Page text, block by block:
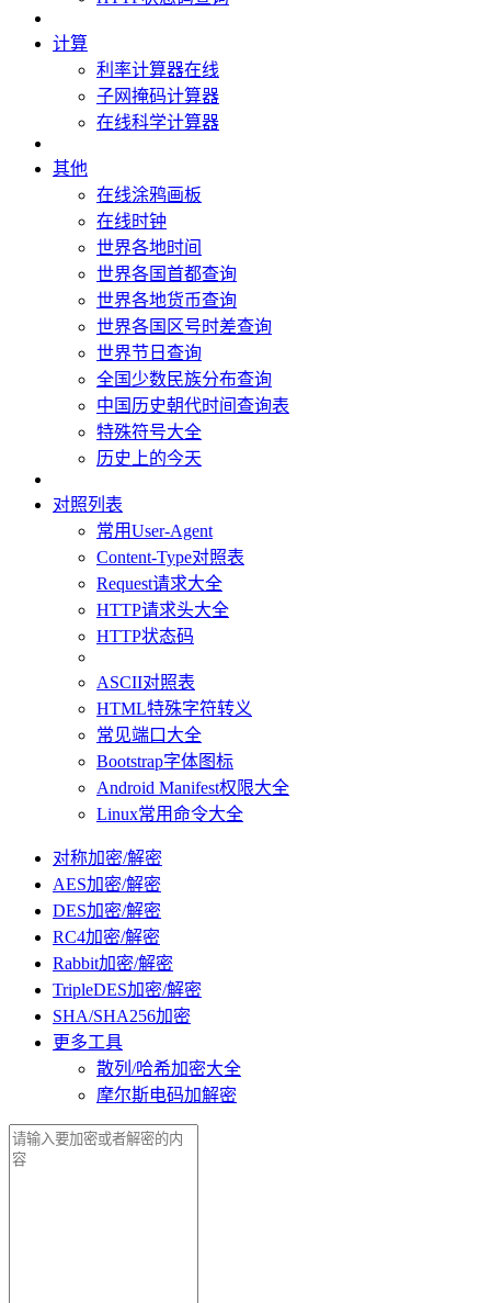
计算
利率计算器在线
子网掩码计算器
在线科学计算器
其他
在线涂鸦画板
在线时钟
世界各地时间
世界各国首都查询
世界各地货币查询
世界各国区号时差查询
世界节日查询
全国少数民族分布查询
中国历史朝代时间查询表
特殊符号大全
历史上的今天
对照列表
常用User-Agent
Content-Type对照表
Request请求大全
HTTP请求头大全
HTTP状态码
ASCII对照表
HTML特殊字符转义
常见端口大全
Bootstrap字体图标
Android Manifest权限大全
Linux常用命令大全
对称加密/解密
AES加密/解密
DES加密/解密
RC4加密/解密
Rabbit加密/解密
TripleDES加密/解密
SHA/SHA256加密
更多工具
散列/哈希加密大全
摩尔斯电码加解密